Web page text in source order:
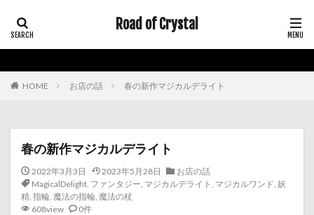
Road of Crystal
HOME お店の話 春の新作マジカルデライト
春の新作マジカルデライト
2022年3月3日 2023年5月28日
お店の話
MagicalDelight, ファンタジー, マジカルデライト , マジカルワンド, 妖
精, 指輪, 魔法の指輪, 魔法の杖
608view
0件